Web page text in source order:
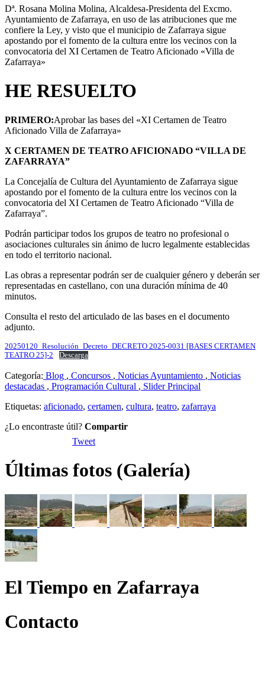
Dª. Rosana Molina Molina, Alcaldesa-Presidenta del Excmo.
Ayuntamiento de Zafarraya, en uso de las atribuciones que me
confiere la Ley, y visto que el municipio de Zafarraya sigue
apostando por el fomento de la cultura entre los vecinos con la
convocatoria del XI Certamen de Teatro Aficionado «Villa de
Zafarraya»
HE RESUELTO
PRIMERO:Aprobar las bases del «XI Certamen de Teatro
Aficionado Villa de Zafarraya»
X CERTAMEN DE TEATRO AFICIONADO “VILLA DE
ZAFARRAYA”
La Concejalía de Cultura del Ayuntamiento de Zafarraya sigue
apostando por el fomento de la cultura entre los vecinos con la
convocatoria del XI Certamen de Teatro Aficionado “Villa de
Zafarraya”.
Podrán participar todos los grupos de teatro no profesional o
asociaciones culturales sin ánimo de lucro legalmente establecidas
en todo el territorio nacional.
Las obras a representar podrán ser de cualquier género y deberán ser
representadas en castellano, con una duración mínima de 40
minutos.
Consulta el resto del articulado de las bases en el documento
adjunto.
20250120_Resolución_Decreto_DECRETO 2025-0031 [BASES CERTAMEN
TEATRO 25]-2
Descarga
Categoría: Blog , Concursos , Noticias Ayuntamiento , Noticias
destacadas , Programación Cultural , Slider Principal
Etiquetas: aficionado, certamen, cultura, teatro, zafarraya
¿Lo encontraste útil? Compartir
Tweet
Últimas fotos (Galería)
El Tiempo en Zafarraya
Contacto